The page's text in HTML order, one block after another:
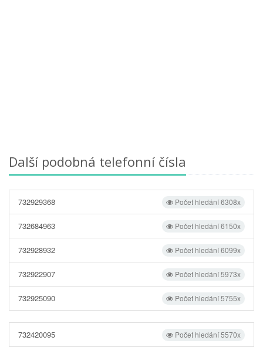
Další podobná telefonní čísla
Počet hledání 6308x
732929368
Počet hledání 6150x
732684963
Počet hledání 6099x
732928932
Počet hledání 5973x
732922907
Počet hledání 5755x
732925090
Počet hledání 5570x
732420095